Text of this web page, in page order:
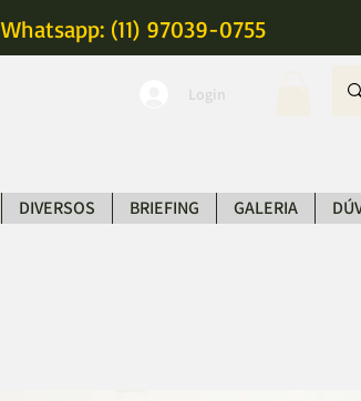
Whatsapp: (11) 97039-0755
Login
DIVERSOS BRIEFING GALERIA